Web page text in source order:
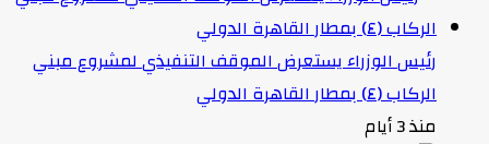
رئيس الوزراء يستعرض الموقف التنفيذي لمشروع مبني
الركاب (٤) بمطار القاهرة الدولي
منذ 3 أيام